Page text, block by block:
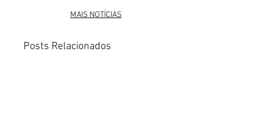
MAIS NOTÍCIAS
Posts Relacionados